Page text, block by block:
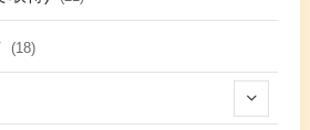
(17)
(18)